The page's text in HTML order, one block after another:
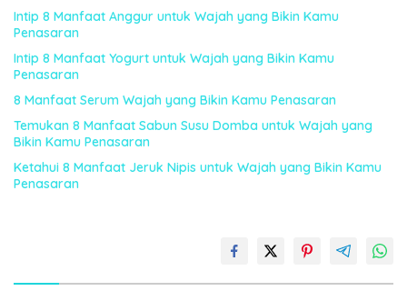
Intip 8 Manfaat Anggur untuk Wajah yang Bikin Kamu
Penasaran
Intip 8 Manfaat Yogurt untuk Wajah yang Bikin Kamu
Penasaran
8 Manfaat Serum Wajah yang Bikin Kamu Penasaran
Temukan 8 Manfaat Sabun Susu Domba untuk Wajah yang
Bikin Kamu Penasaran
Ketahui 8 Manfaat Jeruk Nipis untuk Wajah yang Bikin Kamu
Penasaran